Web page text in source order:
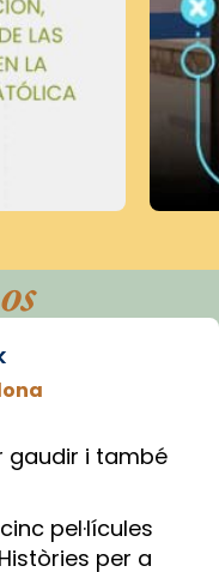
gaudir i també
pel·lícules
per a